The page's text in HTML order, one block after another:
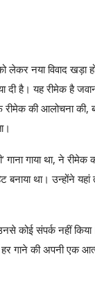
लेकर नया विवाद खड़ा
है। यह रीमेक है
की आलोचना की,
गाना गाया था, ने
था। उन्होंने यहां
कोई संपर्क नहीं
गाने की अपनी एक